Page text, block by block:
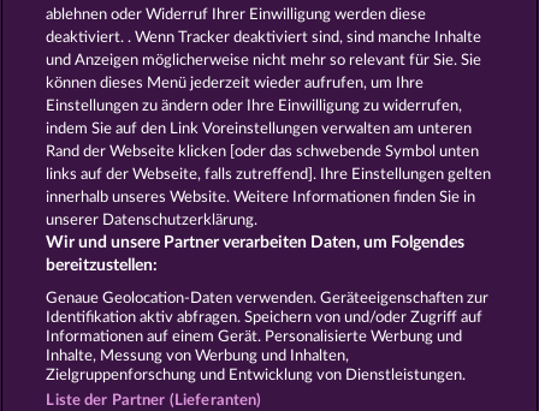
ROMAN LEGION XTREME MAAAX DIAMONDS
WILD RAPA NUI SUPER DUPER MOORHUHN
AGB Datenschutz Impressum
Unternehmensseite FAQ Glossar
Affiliate-Programm
ablehnen oder Widerruf Ihrer Einwilligung werden diese
deaktiviert. . Wenn Tracker deaktiviert sind, sind manche Inhalte
und Anzeigen möglicherweise nicht mehr so ​​relevant für Sie. Sie
können dieses Menü jederzeit wieder aufrufen, um Ihre
Einstellungen zu ändern oder Ihre Einwilligung zu widerrufen,
indem Sie auf den Link Voreinstellungen verwalten am unteren
Rand der Webseite klicken [oder das schwebende Symbol unten
links auf der Webseite, falls zutreffend]. Ihre Einstellungen gelten
innerhalb unseres Website. Weitere Informationen finden Sie in
unserer Datenschutzerklärung.
Wir und unsere Partner verarbeiten Daten, um Folgendes
bereitzustellen:
Genaue Geolocation-Daten verwenden. Geräteeigenschaften zur
Identifikation aktiv abfragen. Speichern von und/oder Zugriff auf
Informationen auf einem Gerät. Personalisierte Werbung und
Inhalte, Messung von Werbung und Inhalten,
Zielgruppenforschung und Entwicklung von Dienstleistungen.
Liste der Partner (Lieferanten)